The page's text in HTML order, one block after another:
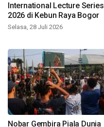
International Lecture Series
2026 di Kebun Raya Bogor
Selasa, 28 Juli 2026
Nobar Gembira Piala Dunia